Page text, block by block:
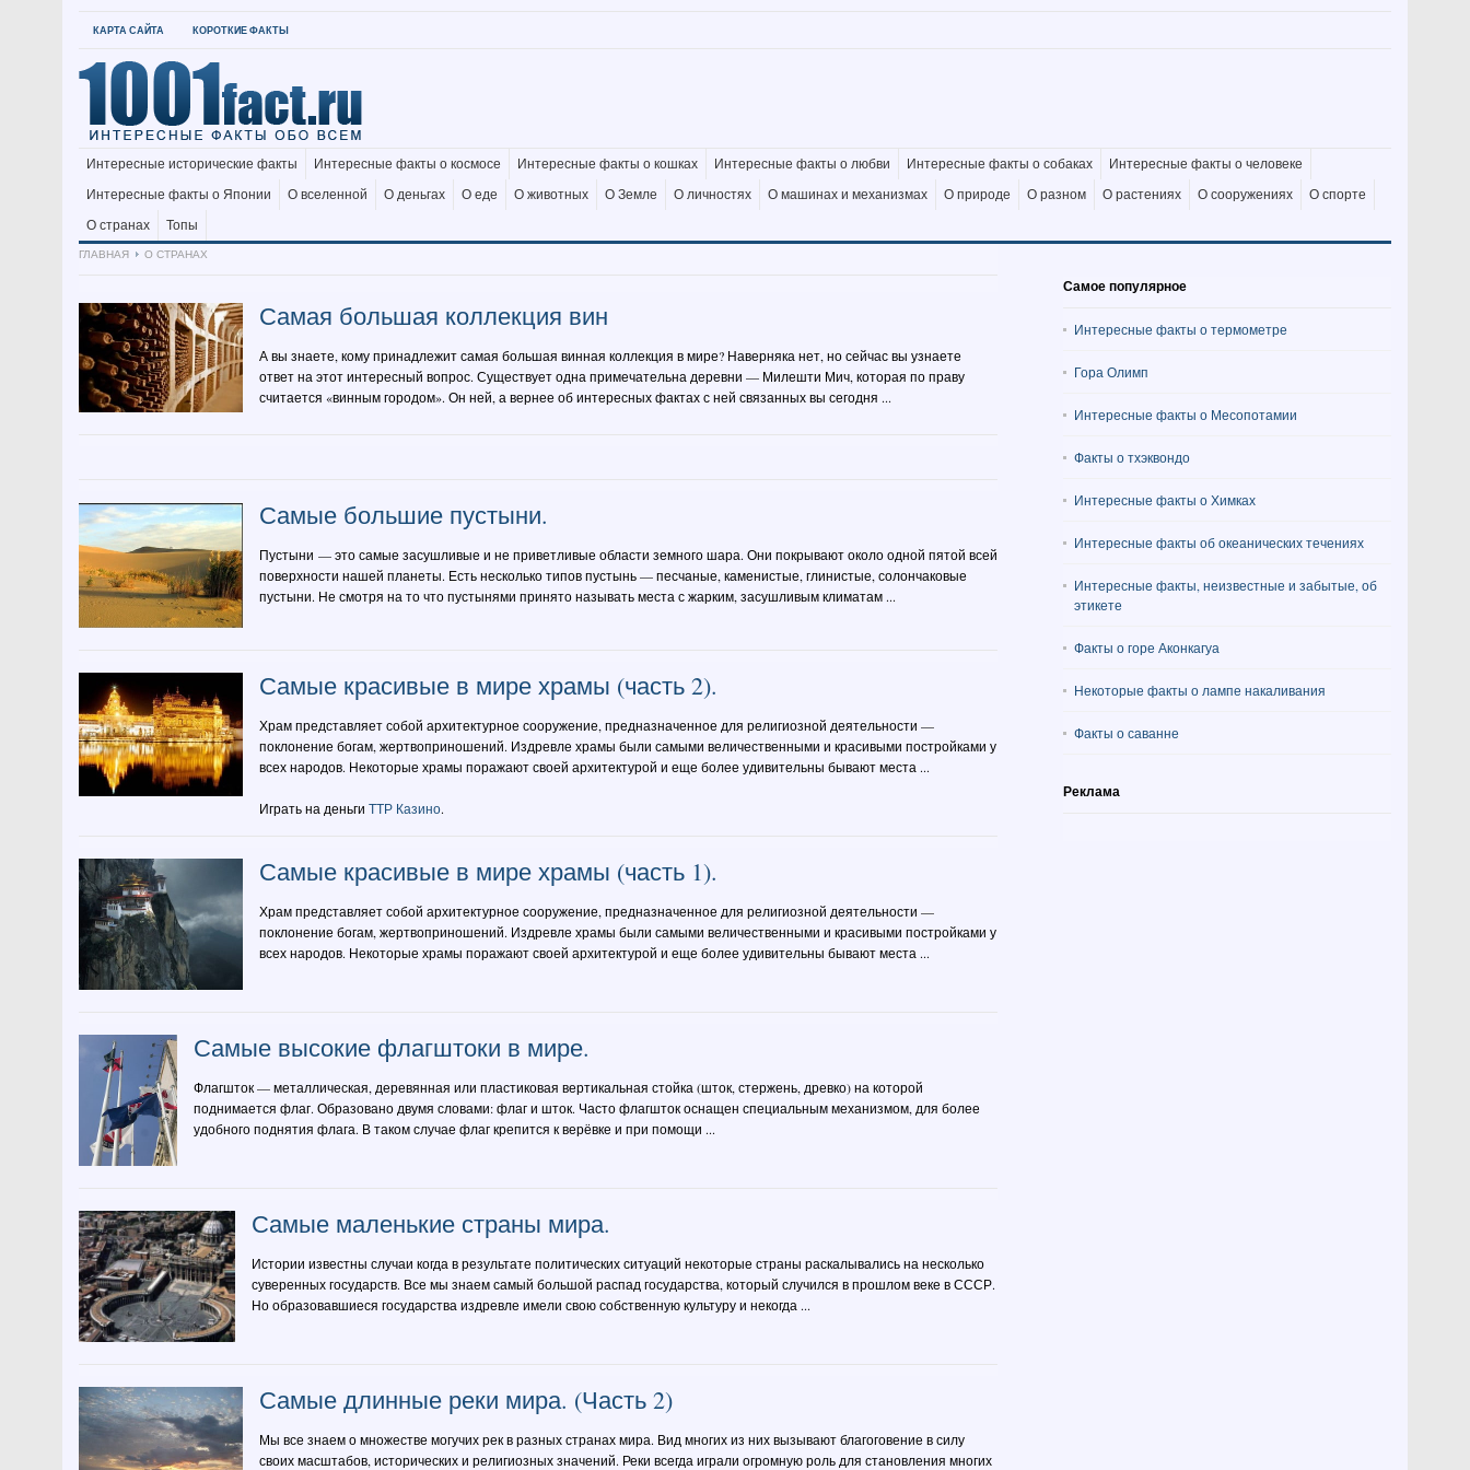
КАРТА САЙТА КОРОТКИЕ ФАКТЫ
Интересные исторические факты Интересные факты о космосе Интересные факты о кошках Интересные факты о любви Интересные факты о собаках
Интересные факты о человеке
Интересные факты о Японии
О вселенной О деньгах О еде О животных О Земле О личностях О машинах и механизмах О природе О разном О растениях О сооружениях
О спорте
О странах
Топы
ГЛАВНАЯ
О СТРАНАХ
Самая большая коллекция вин
А вы знаете, кому принадлежит самая большая винная коллекция в мире? Наверняка нет, но сейчас вы узнаете
ответ на этот интересный вопрос. Существует одна примечательна деревни — Милешти Мич, которая по праву
считается «винным городом». Он ней, а вернее об интересных фактах с ней связанных вы сегодня ...
Самые большие пустыни.
Пустыни — это самые засушливые и не приветливые области земного шара. Они покрывают около одной пятой всей
поверхности нашей планеты. Есть несколько типов пустынь — песчаные, каменистые, глинистые, солончаковые
пустыни. Не смотря на то что пустынями принято называть места с жарким, засушливым климатам ...
Самые красивые в мире храмы (часть 2).
Храм представляет собой архитектурное сооружение, предназначенное для религиозной деятельности —
поклонение богам, жертвоприношений. Издревле храмы были самыми величественными и красивыми постройками у
всех народов. Некоторые храмы поражают своей архитектурой и еще более удивительны бывают места ...
Играть на деньги ТТР Казино.
Самые красивые в мире храмы (часть 1).
Храм представляет собой архитектурное сооружение, предназначенное для религиозной деятельности —
поклонение богам, жертвоприношений. Издревле храмы были самыми величественными и красивыми постройками у
всех народов. Некоторые храмы поражают своей архитектурой и еще более удивительны бывают места ...
Самые высокие флагштоки в мире.
Флагшток — металлическая, деревянная или пластиковая вертикальная стойка (шток, стержень, древко) на которой
поднимается флаг. Образовано двумя словами: флаг и шток. Часто флагшток оснащен специальным механизмом, для более
удобного поднятия флага. В таком случае флаг крепится к верёвке и при помощи ...
Самые маленькие страны мира.
Истории известны случаи когда в результате политических ситуаций некоторые страны раскалывались на несколько
суверенных государств. Все мы знаем самый большой распад государства, который случился в прошлом веке в СССР.
Но образовавшиеся государства издревле имели свою собственную культуру и некогда ...
Самые длинные реки мира. (Часть 2)
Мы все знаем о множестве могучих рек в разных странах мира. Вид многих из них вызывают благоговение в силу
своих масштабов, исторических и религиозных значений. Реки всегда играли огромную роль для становления многих
Самое популярное
Интересные факты о термометре
Гора Олимп
Интересные факты о Месопотамии
Факты о тхэквондо
Интересные факты о Химках
Интересные факты об океанических течениях
Интересные факты, неизвестные и забытые, об
этикете
Факты о горе Аконкагуа
Некоторые факты о лампе накаливания
Факты о саванне
Реклама